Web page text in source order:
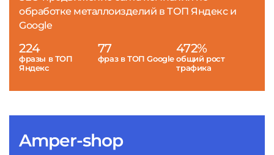
Amper-shop
обработке металлоизделий в ТОП Яндекс и
Google
224
фразы в ТОП
Яндекс
77
фраз в ТОП Google
472%
общий рост
трафика